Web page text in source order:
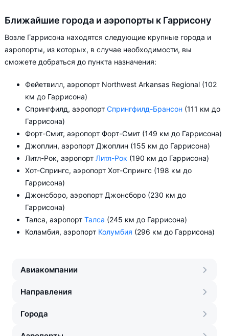
Ближайшие города и аэропорты к Гаррисону
Возле Гаррисона находятся следующие крупные города и
аэропорты, из которых, в случае необходимости, вы
сможете добраться до пункта назначения:
Фейетвилл, аэропорт Northwest Arkansas Regional (102
км до Гаррисона)
Спрингфилд, аэропорт Спрингфилд-Брансон (111 км до
Гаррисона)
Форт-Смит, аэропорт Форт-Смит (149 км до Гаррисона)
Джоплин, аэропорт Джоплин (155 км до Гаррисона)
Литл-Рок, аэропорт Литл-Рок (190 км до Гаррисона)
Хот-Спрингс, аэропорт Хот-Спрингс (198 км до
Гаррисона)
Джонсборо, аэропорт Джонсборо (230 км до
Гаррисона)
Талса, аэропорт Талса (245 км до Гаррисона)
Коламбия, аэропорт Колумбия (296 км до Гаррисона)
Авиакомпании
Направления
Города